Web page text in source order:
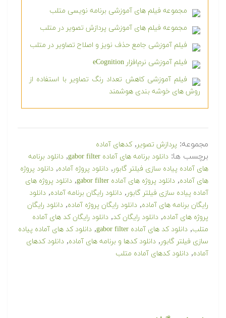
مجموعه فیلم های آموزشی برنامه نویسی متلب
مجموعه فیلم های آموزشی پردازش تصویر در متلب
فیلم آموزشی جامع حذف نویز و اصلاح تصاویر در متلب
فیلم آموزشی نرم‌افزار eCognition
فیلم آموزشی کاهش تعداد رنگ تصاویر با استفاده از
روش های خوشه بندی هوشمند
مجموعه: پردازش تصویر,کدهای آماده
برچسب ها: دانلود برنامه های آماده gabor filter , دانلود برنامه
های آماده پیاده سازی فیلتر گابور, دانلود پروژه آماده, دانلود پروژه
های آماده, دانلود پروژه های آماده gabor filter , دانلود پروژه های
آماده پیاده سازی فیلتر گابور, دانلود رایگان برنامه آماده, دانلود
رایگان برنامه های آماده, دانلود رایگان پروژه آماده, دانلود رایگان
پروژه های آماده, دانلود رایگان کد, دانلود رایگان کد های آماده
متلب, دانلود کد های آماده gabor filter , دانلود کد های آماده پیاده
سازی فیلتر گابور, دانلود کدها و برنامه های آماده, دانلود کدهای
آماده, دانلود کدهای آماده متلب